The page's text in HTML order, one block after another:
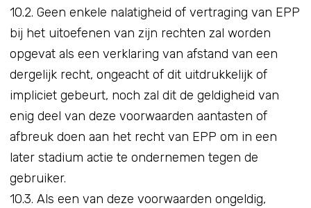
10.2. Geen enkele nalatigheid of vertraging van EPP
bij het uitoefenen van zijn rechten zal worden
opgevat als een verklaring van afstand van een
dergelijk recht, ongeacht of dit uitdrukkelijk of
impliciet gebeurt, noch zal dit de geldigheid van
enig deel van deze voorwaarden aantasten of
afbreuk doen aan het recht van EPP om in een
later stadium actie te ondernemen tegen de
gebruiker.
10.3. Als een van deze voorwaarden ongeldig,